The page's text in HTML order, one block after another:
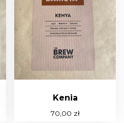
n
e
w
e
d
u
Kenia
70,00 zł